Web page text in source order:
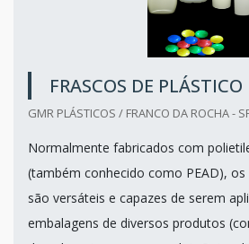
FRASCOS DE PLÁSTICO
GMR PLÁSTICOS / FRANCO DA ROCHA -
Normalmente fabricados com
(também conhecido como PEAD),
são versáteis e capazes de serem
embalagens de diversos produtos